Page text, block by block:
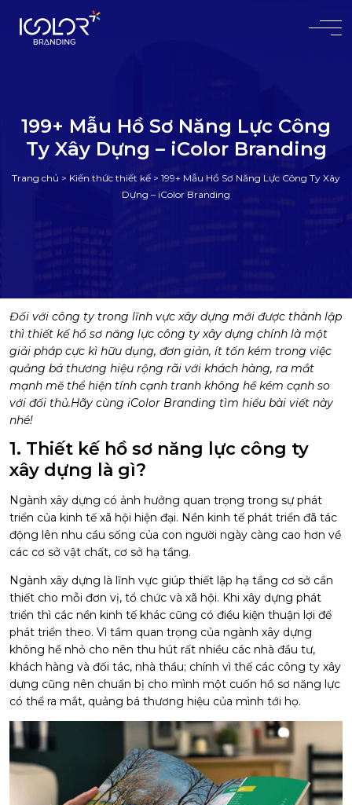
#
199+ Mẫu Hồ Sơ Năng Lực Công
Ty Xây Dựng – iColor Branding
Trang chủ > Kiến thức thiết kế > 199+ Mẫu Hồ Sơ Năng Lực Công Ty Xây
Dựng – iColor Branding
Đối với công ty trong lĩnh vực xây dựng mới được thành lập
thì thiết kế hồ sơ năng lực công ty xây dựng chính là một
giải pháp cực kì hữu dụng, đơn giản, ít tốn kém trong việc
quảng bá thương hiệu rộng rãi với khách hàng, ra mắt
mạnh mẽ thể hiện tính cạnh tranh không hề kém cạnh so
với đối thủ.Hãy cùng iColor Branding tìm hiểu bài viết này
nhé!
1. Thiết kế hồ sơ năng lực công ty
xây dựng là gì?
Ngành xây dựng có ảnh hưởng quan trọng trong sự phát
triển của kinh tế xã hội hiện đại. Nền kinh tế phát triển đã tác
động lên nhu cầu sống của con người ngày càng cao hơn về
các cơ sở vật chất, cơ sở hạ tầng.
Ngành xây dựng là lĩnh vực giúp thiết lập hạ tầng cơ sở cần
thiết cho mỗi đơn vị, tổ chức và xã hội. Khi xây dựng phát
triển thì các nền kinh tế khác cũng có điều kiện thuận lợi để
phát triển theo. Vì tầm quan trọng của ngành xây dựng
không hề nhỏ cho nên thu hút rất nhiều các nhà đầu tư,
khách hàng và đối tác, nhà thầu; chính vì thế các công ty xây
dựng cũng nên chuẩn bị cho mình một cuốn hồ sơ năng lực
có thể ra mắt, quảng bá thương hiệu của mình tới họ.